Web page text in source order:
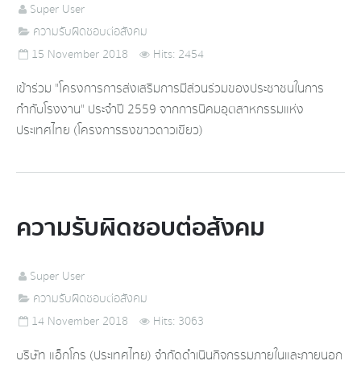
Super User
ความรับผิดชอบต่อสังคม
15 November 2018
Hits: 2454
เข้าร่วม "โครงการการส่งเสริมการมีส่วนร่วมของประชาชนในการ
กำกับโรงงาน" ประจำปี 2559 จากการนิคมอุตสาหกรรมแห่ง
ประเทศไทย (โครงการธงขาวดาวเขียว)
ความรับผิดชอบต่อสังคม
Super User
ความรับผิดชอบต่อสังคม
14 November 2018
Hits: 3063
บริษัท แอ็กโกร (ประเทศไทย) จำกัด ดำเนินกิจกรรมภายในและภายนอก